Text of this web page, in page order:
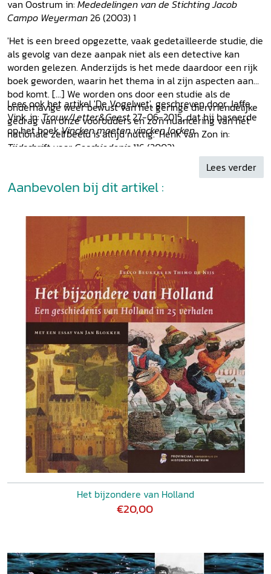
van Oostrum in: Mededelingen van de Stichting Jacob
Campo Weyerman26 (2003) 1
'Het is een breed opgezette, vaak gedetailleerde studie, die
als gevolg van deze aanpak niet als een detective kan
worden gelezen. Anderzijds is het mede daardoor een rijk
boek geworden, waarin het thema in al zijn aspecten aan
bod komt. [...] We worden ons door een studie als de
onderhavige weer bewust van het geringe diervriendelijke
gedrag van onze voorouders en zo'n nuancering van het
nationale zelfbeeld is altijd nuttig.' Henk van Zon in:
Tijdschrift voor Geschiedenis116 (2003)
Lees ook het artikel 'De Vogelwet', geschreven door Jaffe
Vink, in:Trouw/Letter&Geest27-06-2015, dat hij baseerde
op het boekVincken moeten vincken locken.
Lees verder
Aanbevolen bij dit artikel :
Het bijzondere van Holland
€20,00